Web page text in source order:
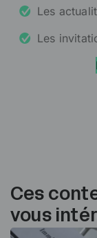
Les
Les
Ces
vous